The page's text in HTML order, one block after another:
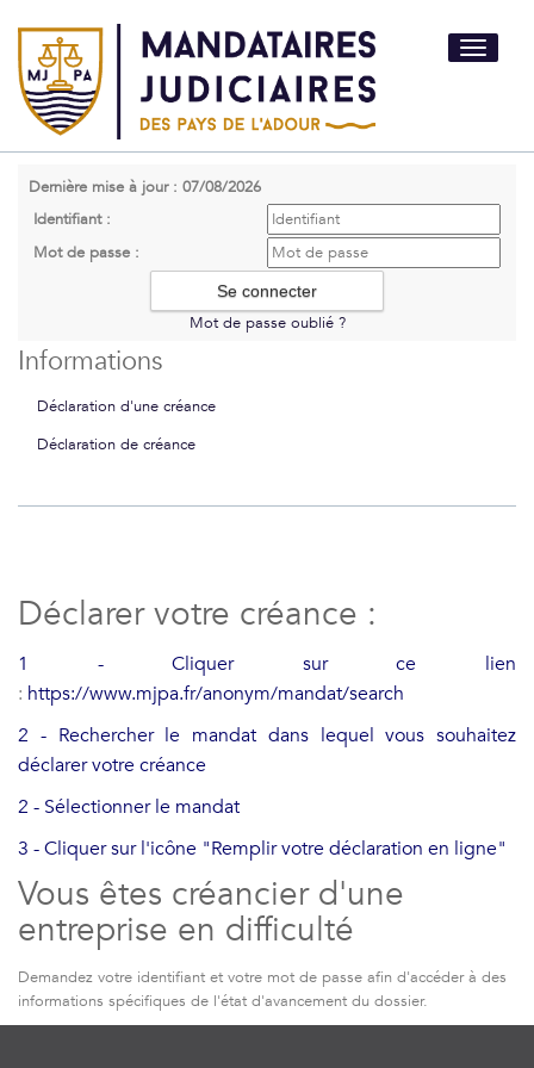
Toggle
Dernière mise à jour : 07/08/2026
Identifiant :
Mot de passe :
Mot de passe oublié ?
Informations
Déclaration d'une créance
Déclaration de créance
Déclarer votre créance :
1 - Cliquer sur ce lien
: https://www.mjpa.fr/anonym/mandat/search
2 - Rechercher le mandat dans lequel vous souhaitez
déclarer votre créance
2 - Sélectionner le mandat
3 - Cliquer sur l'icône "Remplir votre déclaration en ligne"
Vous êtes créancier d'une
entreprise en difficulté
Demandez votre identifiant et votre mot de passe afin d'accéder à des
informations spécifiques de l'état d'avancement du dossier.